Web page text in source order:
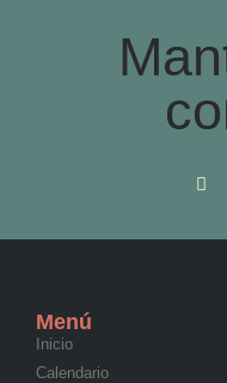
Menú
Inicio
Calendario